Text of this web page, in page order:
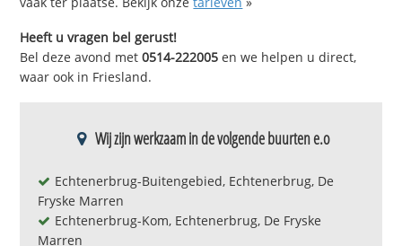
Heeft u vragen bel gerust!
Bel deze avond met0514-222005 en we helpen u direct,
waar ook in Friesland.
Wij zijn werkzaam in de volgende buurten e.o
Echtenerbrug-Buitengebied, Echtenerbrug, De
Fryske Marren
Echtenerbrug-Kom, Echtenerbrug, De Fryske
Marren